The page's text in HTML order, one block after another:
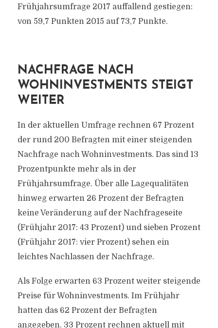
Frühjahrsumfrage 2017 auffallend gestiegen:
von 59,7 Punkten 2015 auf 73,7 Punkte.
NACHFRAGE NACH
WOHNINVESTMENTS STEIGT
WEITER
In der aktuellen Umfrage rechnen 67 Prozent
der rund 200 Befragten mit einer steigenden
Nachfrage nach Wohninvestments. Das sind 13
Prozentpunkte mehr als in der
Frühjahrsumfrage. Über alle Lagequalitäten
hinweg erwarten 26 Prozent der Befragten
keine Veränderung auf der Nachfrageseite
(Frühjahr 2017: 43 Prozent) und sieben Prozent
(Frühjahr 2017: vier Prozent) sehen ein
leichtes Nachlassen der Nachfrage.
Als Folge erwarten 63 Prozent weiter steigende
Preise für Wohninvestments. Im Frühjahr
hatten das 62 Prozent der Befragten
angegeben. 33 Prozent rechnen aktuell mit